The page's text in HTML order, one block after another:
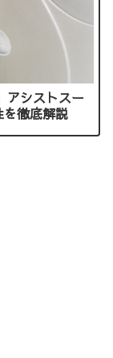
アシストスー
徹底解説